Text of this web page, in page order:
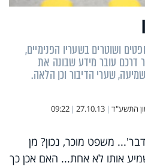
ושוטרים בשעריו הפנימיים,
עובר מידע שבונה את
שערי הדיבור וכן הלאה.
התשע"ד |
27.10.13
|
09:22
משפט מוכר, נכון? מן
אותו לא אחת... האם אכן כך